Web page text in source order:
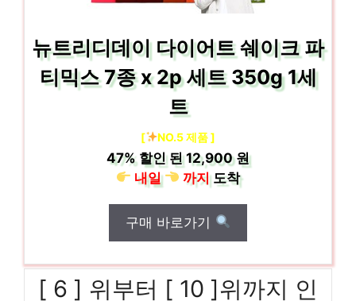
뉴트리디데이 다이어트 쉐이크 파
티믹스 7종 x 2p 세트 350g 1세
트
[ NO.5 제품 ]
47% 할인 된12,900 원
내일
까지도착
구매 바로가기
[ 6 ] 위부터 [ 10 ]위까지 인